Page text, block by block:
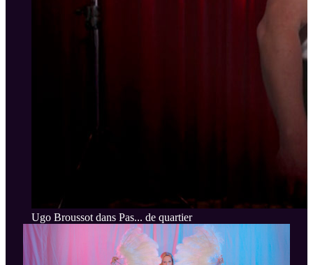
Ugo Broussot dans Pas... de quartier